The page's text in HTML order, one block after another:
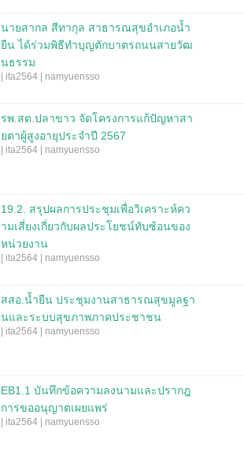
นายสากล สีทากุล สาธารณสุขอำเภอน้ำ
ยืน ได้ร่วมพิธีทำบุญตักบาตรถนนสายวัฒ
นธรรม
| ita2564 | namyuensso
รพ.สต.ปลาขาว จัดโครงการแก้ปัญหาสา
ยตาผู้สูงอายุประจำปี 2567
| ita2564 | namyuensso
19.2. สรุปผลการประชุมเพื่อวิเคราะห์คว
ามเสี่ยงเกี่ยวกับผลประโยชน์ทับซ้อนของ
หน่วยงาน
| ita2564 | namyuensso
สสอ.น้ำยืน ประชุมงานสาธารณสุขมูลฐา
นและระบบสุขภาพภาคประชาชน
| ita2564 | namyuensso
EB1.1 บันทึกข้อความลงนามและปรากฎ
การขออนุญาตเผยแพร่
| ita2564 | namyuensso